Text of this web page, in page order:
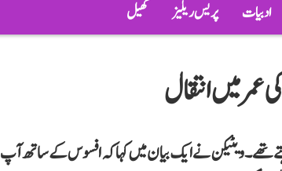
ادبیات پریس ریلیز کھیل
ویٹیکن نے ایک بیان میں کہا کہ افسوس کے ساتھ آپ